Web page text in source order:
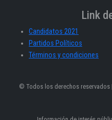
Link
Candidatos 2021
Partidos Políticos
Términos y condiciones
© Todos los derechos reservados